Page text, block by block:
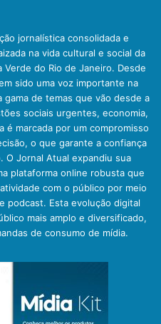
jornalística consolidada e
na vida cultural e social da
do Rio de Janeiro. Desde
sido uma voz importante na
gama de temas que vão desde a
sociais urgentes, economia,
marcada por um compromisso
o que garante a confiança
O Jornal Atual expandiu sua
plataforma online robusta que
com o público por meio
podcast. Esta evolução digital
mais amplo e diversificado,
de consumo de mídia.